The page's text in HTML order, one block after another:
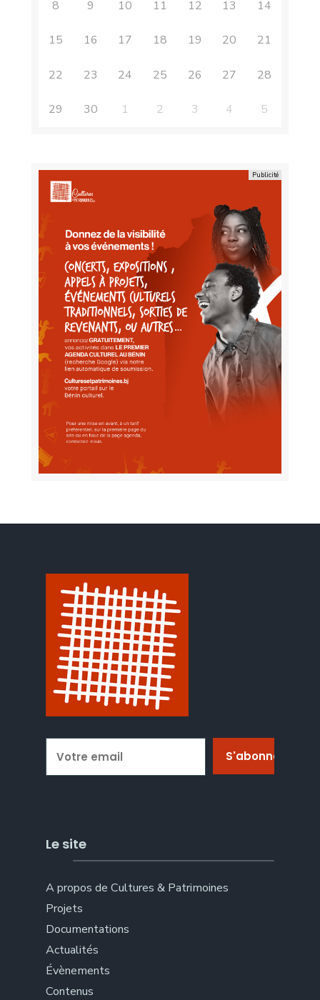
8 9 10 11 12 13 14
15 16 17 18 19 20 21
22 23 24 25 26 27 28
29 30 1 2 3 4 5
Le site
A propos de Cultures & Patrimoines
Projets
Documentations
Actualités
Évènements
Contenus